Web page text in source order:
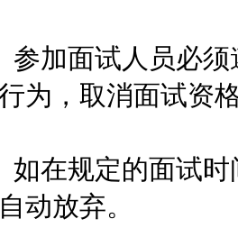
面试人员必须
为，取消面试资
规定的面试时
动放弃。